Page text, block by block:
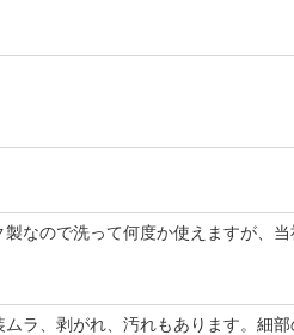
なので洗って何度か使えますが
ラ、剥がれ、汚れもあります。